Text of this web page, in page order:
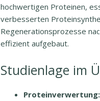
hochwertigen Proteinen,
verbesserten
Regenerationsprozesse
effizient aufgebaut.
Studienlage im
Proteinverwertung: